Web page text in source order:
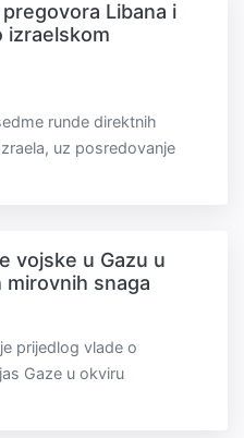
Libana i
izraelskom
runde direktnih
uz posredovanje
vojske u Gazu u
snaga
prijedlog vlade o
Gaze u okviru